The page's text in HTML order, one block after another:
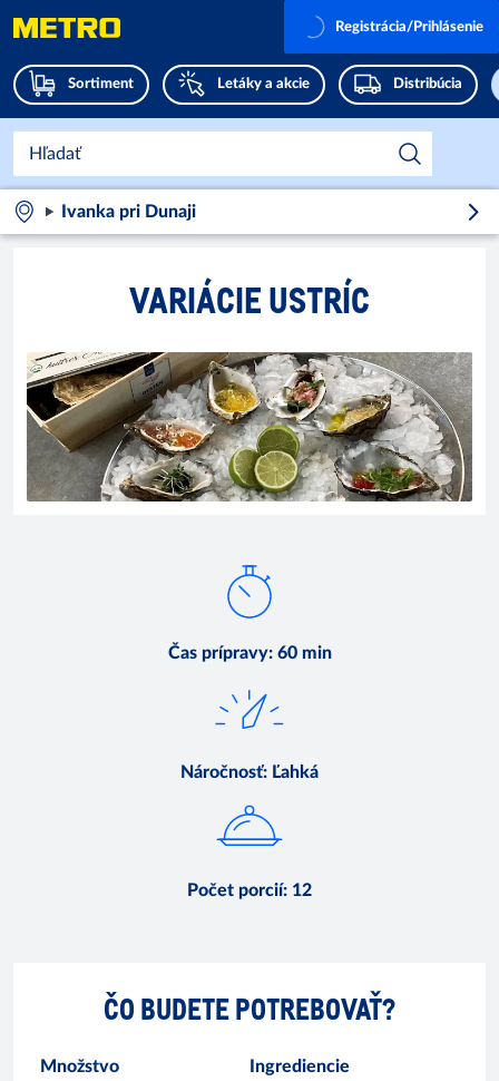
Sortiment Letáky a akcie Distribúcia
Registrácia/Prihlásenie
Ivanka pri Dunaji
VARIÁCIE USTRÍC
Čas prípravy: 60 min
Náročnosť: Ľahká
Počet porcií: 12
ČO BUDETE POTREBOVAŤ?
Množstvo Ingrediencie